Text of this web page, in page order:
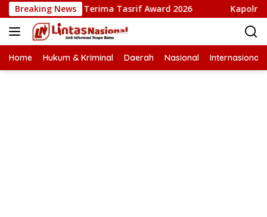
Langsung
ke
konten
Breaking News
Babi” Terima Tasrif Award 2026 Kapolresta Banda
Home Hukum & Kriminal Daerah Nasional Internasional